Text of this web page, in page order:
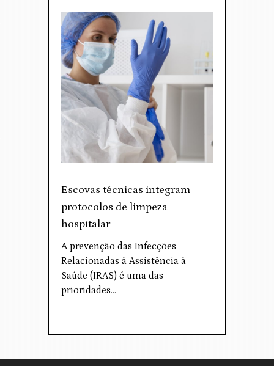
Escovas técnicas integram
protocolos de limpeza
hospitalar
A prevenção das Infecções
Relacionadas à Assistência à
Saúde (IRAS) é uma das
prioridades…